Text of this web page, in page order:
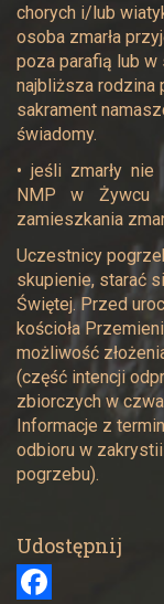
chorych i/lub
osoba zmarła
poza parafią lub
najbliższa rodzina
sakrament
świadomy.
• jeśli zmarły
NMP w Żywcu
zamieszkania
Uczestnicy
skupienie, starać
Świętej. Przed
kościoła
możliwość
(część intencji
zbiorczych w
Informacje z
odbioru w
pogrzebu).
Udostępnij